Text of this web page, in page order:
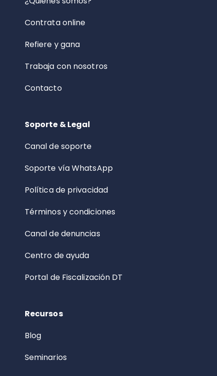
Contrata online
Refiere y gana
Trabaja con nosotros
Contacto
Soporte & Legal
Canal de soporte
Soporte vía WhatsApp
Política de privacidad
Términos y condiciones
Canal de denuncias
Centro de ayuda
Portal de Fiscalización DT
Recursos
Blog
Seminarios